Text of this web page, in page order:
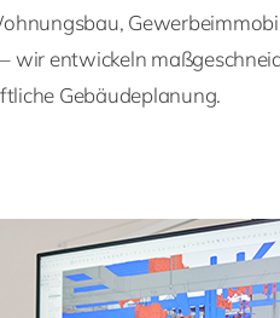
wir entwickeln
Gebäudeplanung.